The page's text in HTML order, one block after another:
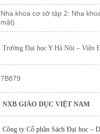
Nha khoa cơ sở tập 2: Nha
mặt)
Trường Đại học Y Hà Nội – Viện
7B879
NXB GIÁO DỤC VIỆT NAM
Công ty Cổ phần Sách Đại học –